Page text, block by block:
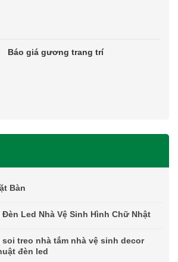
Báo giá gương trang trí
Bàn
Led Nhà Vệ Sinh Hình Chữ Nhật
treo nhà tắm nhà vệ sinh decor
đèn led